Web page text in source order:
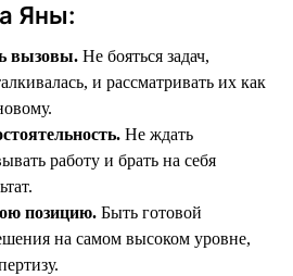
Яны:
вызовы. Не бояться задач,
и рассматривать их как
Не ждать
работу и брать на себя
позицию. Быть готовой
на самом высоком уровне,